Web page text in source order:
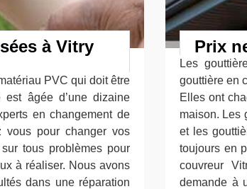
à Vitry
PVC qui doit être
âgée d’une dizaine
en changement de
vous pour changer vos
tous problèmes pour
à réaliser. Nous avons
dans une réparation
Prix
Les
gouttière en
Elles ont
maison. Les
et les
toujours en
couvreur
demande à